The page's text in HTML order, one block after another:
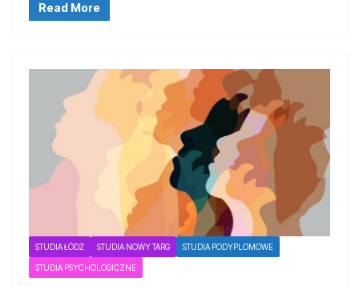
Read More
STUDIA ŁÓDŹ STUDIA NOWY TARG STUDIA PODYPLOMOWE
STUDIA PSYCHOLOGICZNE